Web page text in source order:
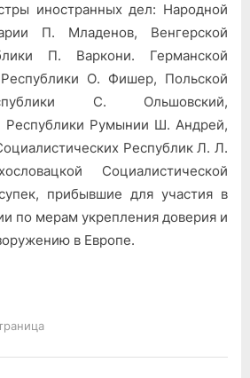
иностранных дел: Народной
П. Младенов, Венгерской
П. Варкони. Германской
О. Фишер, Польской
С. Ольшовский,
Республики Румынии Ш. Андрей,
Республик Л. Л.
Социалистической
прибывшие для участия в
по мерам укрепления доверия и
в Европе.